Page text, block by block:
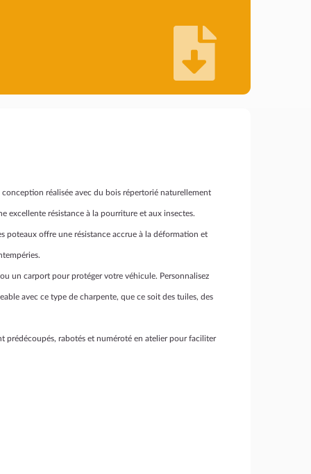
réalisée avec du bois répertorié naturellement
excellente résistance à la pourriture et aux insectes.
offre une résistance accrue à la déformation et
un carport pour protéger votre véhicule. Personnalisez
avec ce type de charpente, que ce soit des tuiles, des
prédécoupés, rabotés et numéroté en atelier pour faciliter